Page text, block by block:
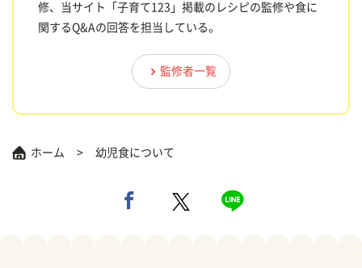
修、当サイト「子育て123」掲載のレシピの監修や食に
関するQ&Aの回答を担当している。
監修者一覧
ホーム 幼児食について